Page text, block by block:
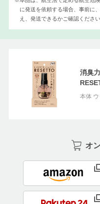
に発送を依頼する場合、事前に、
え、発送できるかご確認ください
消臭
本体
オ